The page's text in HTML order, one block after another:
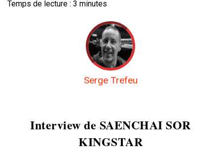
Temps de lecture : 3 minutes
Serge Trefeu
Interview de SAENCHAI SOR
KINGSTAR